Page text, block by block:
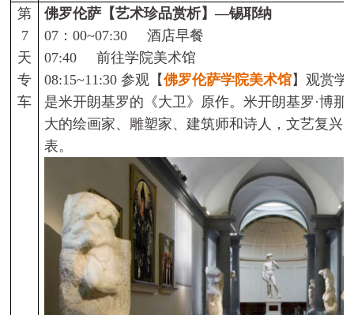
第
7
天
专
车
佛罗伦萨【艺术珍品赏析】­—锡耶纳
07 ：00~07:30酒店早餐
07:40
前往学院美术馆
08:15~11:30参观【佛罗伦萨学院美术馆】观赏学
是米开朗基罗的 《大卫》原作。米开朗基罗 ·博那
大的绘画家、雕塑家、建筑师和诗人，文艺复兴
表。